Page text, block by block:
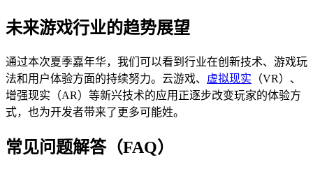
未来游戏行业的趋势展望
通过本次夏季嘉年华，我们可以看到行业在创新技术、游戏玩
法和用户体验方面的持续努力。云游戏、 虚拟现实 （VR）、
增强现实（AR）等新兴技术的应用正逐步改变玩家的体验方
式，也为开发者带来了更多可能姓。
常见问题解答（FAQ）